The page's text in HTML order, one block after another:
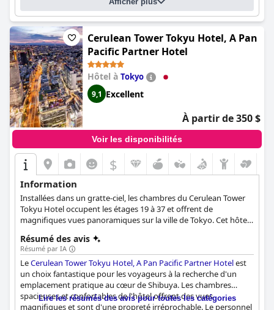
option pour les familles avec enfants à la recherche d'un séjour
confortable et agréable dans la ville. L'hôtel est un choix de
premier ordre pour les voyageurs haut de gamme à la
recherche de vacances luxueuses à Tokyo, avec de bons
restaurants et une salle de sport ultramoderne. Dans
l'ensemble, un séjour auShangri-La Tokyone manquera pas de
rajeunir tout voyageur fatigué.
Cerulean Tower Tokyu Hotel, A Pan
Pacific Partner Hotel
Hôtel à Tokyo
9,1 Excellent
À partir de 350 $
Voir les disponibilités
$
Information
Installées dans un gratte-ciel, les chambres du Cerulean Tower
Tokyu Hotel occupent les étages 19 à 37 et offrent de
magnifiques vues panoramiques sur la ville de Tokyo. Cet hôtel
élégant, un service de restauration 24h/24, une cuisine exquise,
un salon d'affaires et un club de remise en forme.
Résumé des avis
Résumé par IA
LeCerulean Tower Tokyu Hotel, A Pan Pacific Partner Hotelest
un choix fantastique pour les voyageurs à la recherche d'un
emplacement pratique au cœur de Shibuya. Les chambres
spacieuses et confortables de l'hôtel offrent des vues
magnifiques et sont d'une propreté irréprochable. Le personnel
Lire les résumés des avis pour toutes les catégories